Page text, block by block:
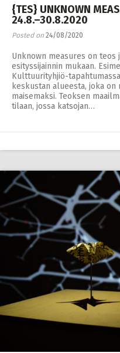
{TES} UNKNOWN
24.8.–30.8.2020
Posted on 24/08/2020
Unknown measures on
esityssijainnin mukaan.
Kulttuurityhjiö-
keskustan alueesta, joka
maisemaksi. Teoksen
tilaan, jossa katsojan…